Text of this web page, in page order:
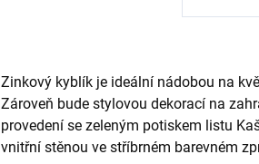
Zinkový kyblík je ideální nádobou na
Zároveň bude stylovou dekorací na
provedení se zeleným potiskem listu
vnitřní stěnou ve stříbrném barevném